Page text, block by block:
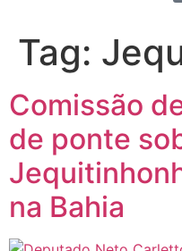
Tag:
Comissão
de ponte
na Bahia